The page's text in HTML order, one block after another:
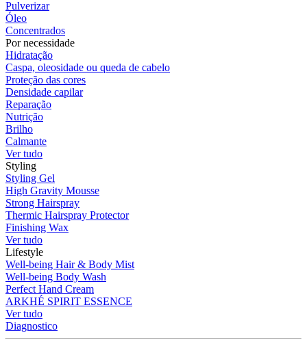
Pulverizar
Óleo
Concentrados
Por necessidade
Hidratação
Caspa, oleosidade ou queda de cabelo
Proteção das cores
Densidade capilar
Reparação
Nutrição
Brilho
Calmante
Ver tudo
Styling
Styling Gel
High Gravity Mousse
Strong Hairspray
Thermic Hairspray Protector
Finishing Wax
Ver tudo
Lifestyle
Well-being Hair & Body Mist
Well-being Body Wash
Perfect Hand Cream
ARKHÉ SPIRIT ESSENCE
Ver tudo
Diagnostico